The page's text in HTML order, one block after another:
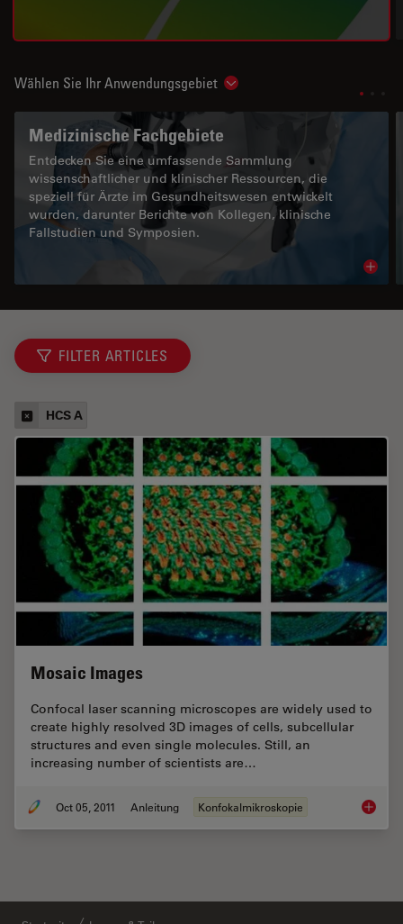
Wählen Sie Ihr Anwendungsgebiet Show subnavigation
Medizinische Fachgebiete
Entdecken Sie eine umfassende Sammlung
wissenschaftlicher und klinischer Ressourcen, die
speziell für Ärzte im Gesundheitswesen entwickelt
wurden, darunter Berichte von Kollegen, klinische
Fallstudien und Symposien.
FILTER ARTICLES
HCS A
Mosaic Images
Confocal laser scanning microscopes are widely used to
create highly resolved 3D images of cells, subcellular
structures and even single molecules. Still, an
increasing number of scientists are…
Oct 05, 2011 Anleitung Konfokalmikroskopie Mosaic